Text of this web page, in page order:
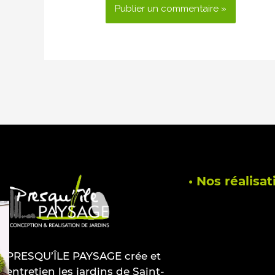
PRESQU’ÎLE PAYSAGE crée et
entretien les jardins de Saint-
• Nos